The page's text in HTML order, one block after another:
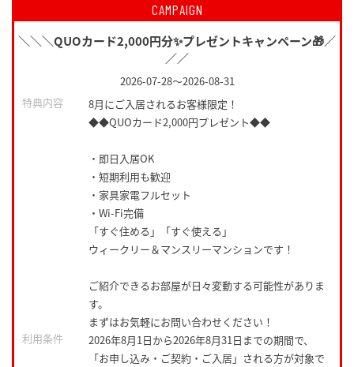
CAMPAIGN
＼＼＼QUOカード2,000円分✨プレゼントキャンペーン🎁／
／／
2026-07-28～2026-08-31
特典内容
8月にご入居されるお客様限定！
◆◆QUOカード2,000円プレゼント◆◆
・即日入居OK
・短期利用も歓迎
・家具家電フルセット
・Wi-Fi完備
「すぐ住める」「すぐ使える」
ウィークリー＆マンスリーマンションです！
ご紹介できるお部屋が日々変動する可能性がありま
す。
まずはお気軽にお問い合わせください！
利用条件
2026年8月1日から2026年8月31日までの期間で、
「お申し込み・ご契約・ご入居」される方が対象で